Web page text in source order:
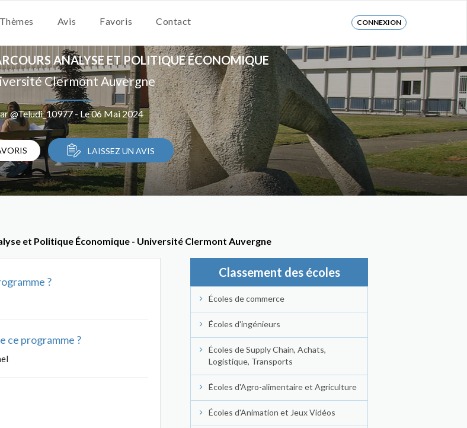
Thèmes Avis Favoris Contact CONNEXION
ANALYSE ET POLITIQUE ÉCONOMIQUE
Clermont Auvergne
@Teludi_10977 - Le 06 Mai 2024
LAISSEZ UN AVIS
et Politique Économique - Université Clermont Auvergne
?
ce programme ?
Classement des écoles
Écoles de commerce
Écoles d'ingénieurs
Écoles de Supply Chain, Achats,
Logistique, Transports
Écoles d'Agro-alimentaire et Agriculture
Écoles d'Animation et Jeux Vidéos